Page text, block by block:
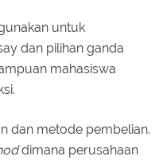
untuk
dan pilihan ganda
mahasiswa
dan metode pembelian.
dimana perusahaan